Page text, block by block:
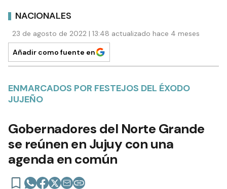
NACIONALES
23 de agosto de 2022 | 13:48 actualizado hace 4 meses
Añadir como fuente en
ENMARCADOS POR FESTEJOS DEL ÉXODO
JUJEÑO
Gobernadores del Norte Grande
se reúnen en Jujuy con una
agenda en común